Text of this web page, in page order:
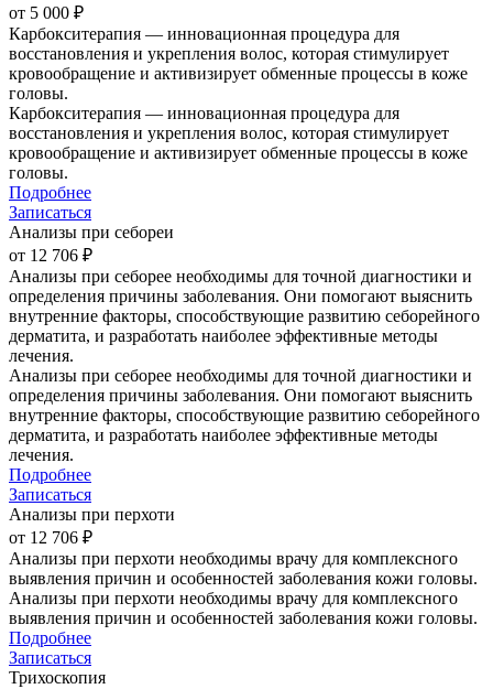
от 5 000 ₽
Карбокситерапия — инновационная процедура для
восстановления и укрепления волос, которая стимулирует
кровообращение и активизирует обменные процессы в коже
головы.
Карбокситерапия — инновационная процедура для
восстановления и укрепления волос, которая стимулирует
кровообращение и активизирует обменные процессы в коже
головы.
Подробнее
Записаться
Анализы при себореи
от 12 706 ₽
Анализы при себорее необходимы для точной диагностики и
определения причины заболевания. Они помогают выяснить
внутренние факторы, способствующие развитию себорейного
дерматита, и разработать наиболее эффективные методы
лечения.
Анализы при себорее необходимы для точной диагностики и
определения причины заболевания. Они помогают выяснить
внутренние факторы, способствующие развитию себорейного
дерматита, и разработать наиболее эффективные методы
лечения.
Подробнее
Записаться
Анализы при перхоти
от 12 706 ₽
Анализы при перхоти необходимы врачу для комплексного
выявления причин и особенностей заболевания кожи головы.
Анализы при перхоти необходимы врачу для комплексного
выявления причин и особенностей заболевания кожи головы.
Подробнее
Записаться
Трихоскопия